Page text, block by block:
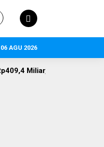
AGU 2026
Jadi Primadona, 634